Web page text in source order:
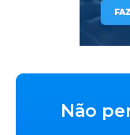
Não